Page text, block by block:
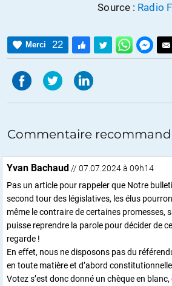
Source : Radio
Merci 22
Commentaire
Yvan Bachaud // 07.07.2024 à 09h14
Pas un article pour rappeler que Notre
second tour des législatives, les élus
même le contraire de certaines promesses,
puisse reprendre la parole pour décider de
regarde !
En effet, nous ne disposons pas du
en toute matière et d’abord
Votez s’est donc donné un chèque en blanc,